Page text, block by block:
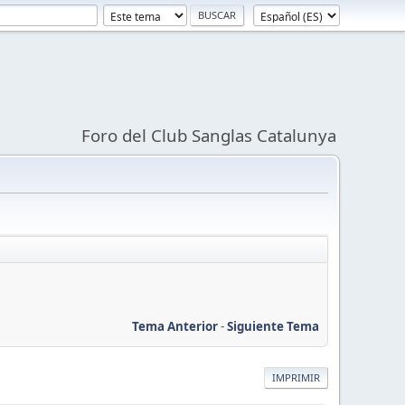
Foro del Club Sanglas Catalunya
Tema Anterior-Siguiente Tema
IMPRIMIR